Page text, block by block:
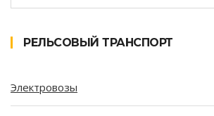
РЕЛЬСОВЫЙ ТРАНСПОРТ
Электровозы